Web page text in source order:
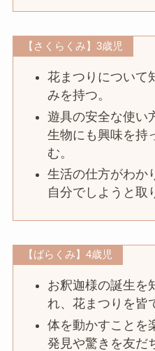
【さくらくみ】3歳児
花まつりについて
みを持つ。
遊具の安全な使い
生物にも興味を持
む。
生活の仕方がわか
自分でしようと取
【ばらくみ】4歳児
お釈迦様の誕生を
れ、花まつりを皆
体を動かすことを
発見や驚きを友だ